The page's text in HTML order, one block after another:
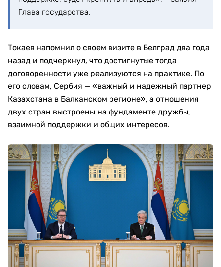
Глава государства.
Токаев напомнил о своем визите в Белград два года
назад и подчеркнул, что достигнутые тогда
договоренности уже реализуются на практике. По
его словам, Сербия — «важный и надежный партнер
Казахстана в Балканском регионе», а отношения
двух стран выстроены на фундаменте дружбы,
взаимной поддержки и общих интересов.